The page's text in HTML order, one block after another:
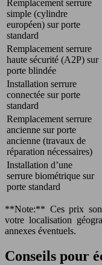
Remplacement serrure
simple (cylindre
européen) sur porte
standard
Remplacement serrure
haute sécurité (A2P) sur
porte blindée
Installation serrure
connectée sur porte
standard
Remplacement serrure
ancienne sur porte
ancienne (travaux de
réparation nécessaires)
Installation d’une
serrure biométrique sur
porte standard
**Note:** Ces prix
votre localisation
annexes éventuels.
Conseils pour